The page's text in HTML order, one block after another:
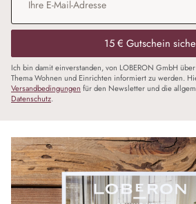
15 € Gutschein
Ich bin damit einverstanden, von LOBERON GmbH
Thema Wohnen und Einrichten informiert zu werden.
Versandbedingungen für den Newsletter und die
Datenschutz.